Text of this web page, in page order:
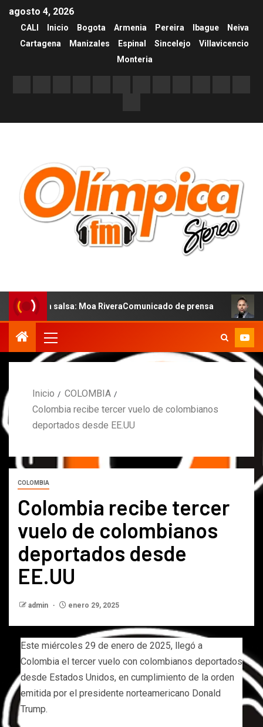
agosto 4, 2026
CALI Inicio Bogota Armenia Pereira Ibague
Neiva
Cartagena
Manizales Espinal Sincelejo
Villavicencio
Monteria
salsa: Moa RiveraComunicado de prensa MARCOS
Inicio
COLOMBIA
Colombia recibe tercer vuelo de colombianos
deportados desde EE.UU
COLOMBIA
Colombia recibe tercer
vuelo de colombianos
deportados desde
EE.UU
admin enero 29, 2025
Este miércoles 29 de enero de 2025, llegó a
Colombia el tercer vuelo con colombianos deportados
desde Estados Unidos, en cumplimiento de la orden
emitida por el presidente norteamericano Donald
Trump.